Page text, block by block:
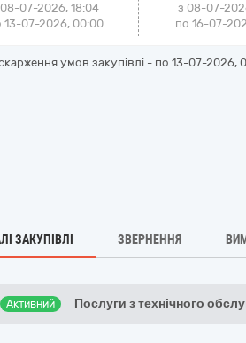
07-2026, 18:04
13-07-2026, 00:00
з 08-07-
по 16-07-
умов закупівлі - по 13-07-2026,
ЗАКУПІВЛІ ЗВЕРНЕННЯ
Активний Послуги з технічного